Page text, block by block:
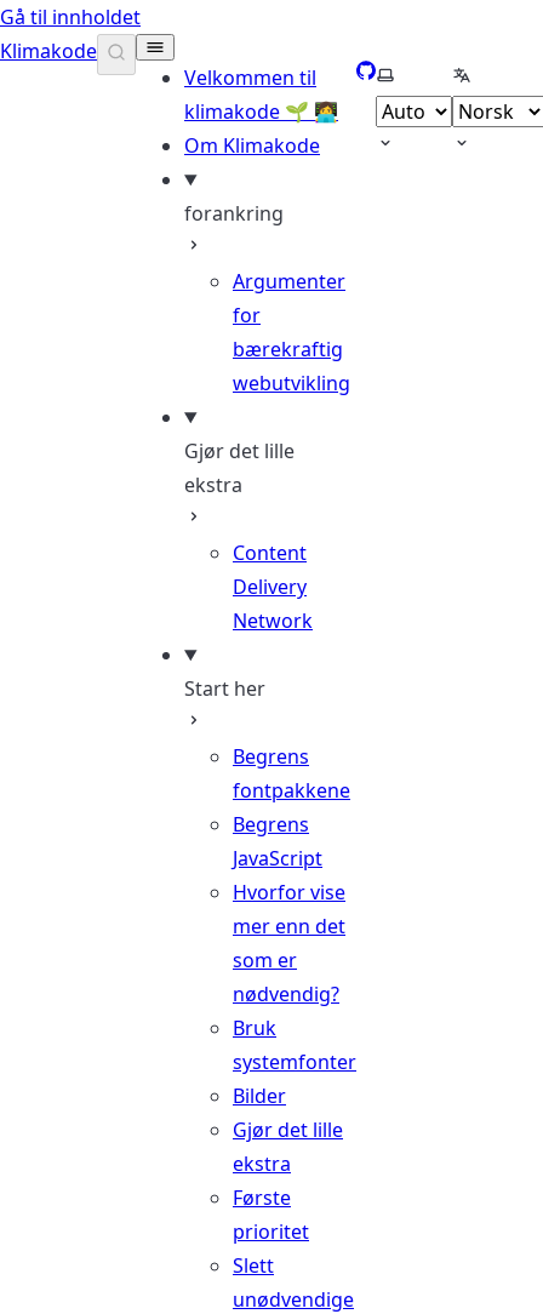
Gå til innholdet
Klimakode
Velkommen til
klimakode 🌱 👩‍💻
Om Klimakode
forankring
Argumenter
for
bærekraftig
webutvikling
Gjør det lille
ekstra
Content
Delivery
Network
Start her
Begrens
fontpakkene
Begrens
JavaScript
Hvorfor vise
mer enn det
som er
nødvendig?
Bruk
systemfonter
Bilder
Gjør det lille
ekstra
Første
prioritet
Slett
unødvendige
GitHub
Velg temaVelg